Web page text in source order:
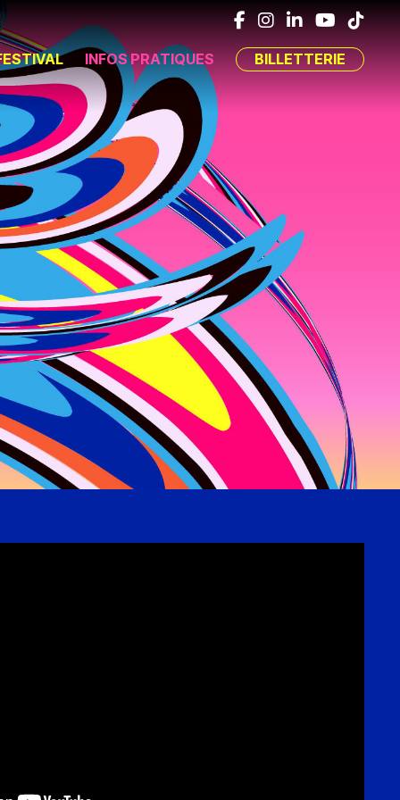
INFOS PRATIQUES BILLETTERIE